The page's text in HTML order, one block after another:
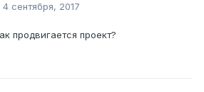
4 сентября, 2017
продвигается проект?